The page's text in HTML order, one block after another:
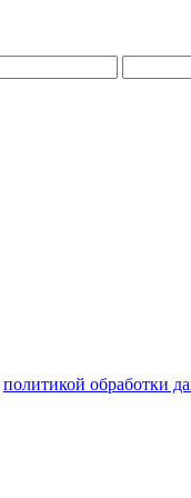
политикой обработки